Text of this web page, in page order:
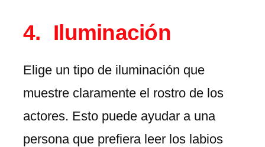
Iluminación
Elige un tipo de iluminación que
muestre claramente el rostro de los
actores. Esto puede ayudar a una
persona que prefiera leer los labios